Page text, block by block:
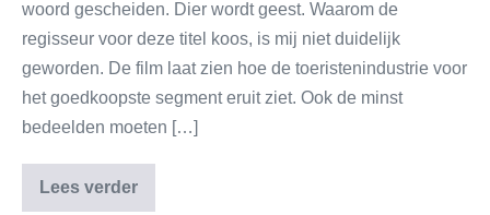
woord gescheiden. Dier wordt geest. Waarom de
regisseur voor deze titel koos, is mij niet duidelijk
geworden. De film laat zien hoe de toeristenindustrie voor
het goedkoopste segment eruit ziet. Ook de minst
bedeelden moeten […]
Lees verder